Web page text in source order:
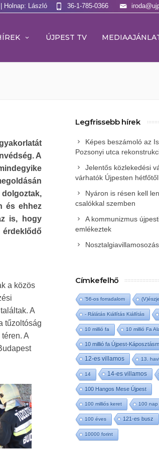
| Holnap: László 36-1-785-0366
ÚJPEST TV
A
és ehhez
is, hogy
a közös
A
tűzoltóság
A
Legfrissebb hírek
Képes beszámoló az
Pozsonyi utca
Jelentős közlekedési
várhatók Újpesten hétfőtől
Nyáron is résen kell
csalókkal szemben
A kommunizmus
emlékeztek
Címkefelhő
'56-os forradalom
- Rálátás Kiállítás Kiállítás
10 millió fa 10 millió Fa
10 millió fa Újpest-
12-es villamos 13.
14 14-es villamos
100 Hangos Mese Újpest
100 milliós keret 100 nap
100 éves 121-es busz
10000 forint